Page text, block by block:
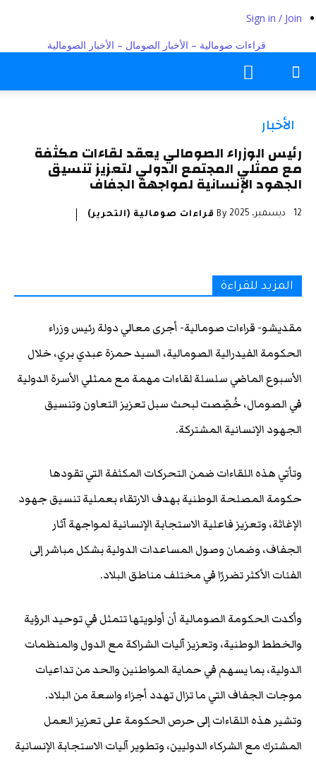
Sign in / Join
قراءات صومالية – الأخبار الصومال – الأخبار الصومالية
الأخبار
رئيس الوزراء الصومالي يعقد لقاءات مكثفة
مع ممثلي المجتمع الدولي لتعزيز تنسيق
الجهود الإنسانية لمواجهة الجفاف
12 ديسمبر، 2025 By قراءات صومالية (التحرير)
المزيد للقراءة
مقديشو- قراءات صومالية- أجرى معالي دولة رئيس وزراء
الحكومة الفيدرالية الصومالية، السيد حمزة عبدي بري، خلال
الأسبوع الماضي سلسلة لقاءات مهمة مع ممثلي الأسرة الدولية
في الصومال، خُصِّصت لبحث سبل تعزيز التعاون وتنسيق
الجهود الإنسانية المشتركة.
وتأتي هذه اللقاءات ضمن التحركات المكثفة التي تقودها
حكومة المصلحة الوطنية بهدف الارتقاء بعملية تنسيق جهود
الإغاثة، وتعزيز فاعلية الاستجابة الإنسانية لمواجهة آثار
الجفاف، وضمان وصول المساعدات الدولية بشكل مباشر إلى
الفئات الأكثر تضررًا في مختلف مناطق البلاد.
وأكدت الحكومة الصومالية أن أولويتها تتمثل في توحيد الرؤية
والخطط الوطنية، وتعزيز آليات الشراكة مع الدول والمنظمات
الدولية، بما يسهم في حماية المواطنين والحد من تداعيات
موجات الجفاف التي ما تزال تهدد أجزاء واسعة من البلاد.
وتشير هذه اللقاءات إلى حرص الحكومة على تعزيز العمل
المشترك مع الشركاء الدوليين، وتطوير آليات الاستجابة الإنسانية